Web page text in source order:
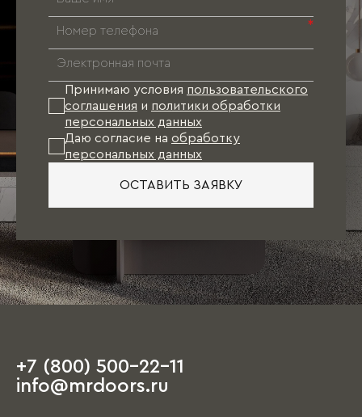
исполнения мебели (цвет, отделка фасадов и
т.д.), соответствующий не только
требованиям по эргономике, но и
направлениям мебельной моды. В результате
к моменту финишной отделки квартиры
проект Вашей мебели будет готов. Останется
лишь произвести точные замеры и оформить
заказ.
При таком варианте подбор отделочных
материалов (обои, напольное покрытие, цвет
Единственное пожелание: при посещении
салона иметь план квартиры с
ориентировочными размерами, а также
На этапе чистовой отделки дизайнер
выезжает на объект и предлагает вариант,
*
Принимаю условия пользовательского
соглашения и политики обработки
персональных данных
Даю согласие на обработку
персональных данных
ОСТАВИТЬ ЗАЯВКУ
+7 (800) 500-22-11
info@mrdoors.ru